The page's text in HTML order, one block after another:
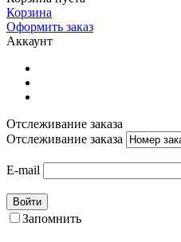
Корзина
Оформить заказ
Аккаунт
Отслеживание заказа
Отслеживание заказа
E-mail
Войти
Запомнить